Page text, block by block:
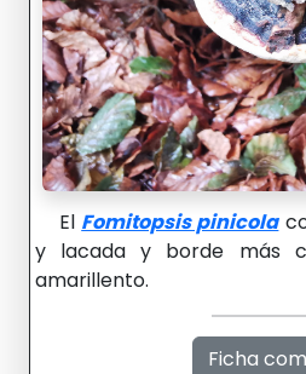
El Fomitopsis pinicola
y lacada y borde más
amarillento.
Ficha